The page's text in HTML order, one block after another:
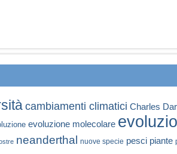
cambiamenti climatici Charles
evoluzione molecolare
neanderthal nuove specie pesci piante